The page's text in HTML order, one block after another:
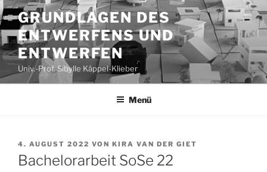
Zum
Inhalt
springen
GRUNDLAGEN DES
ENTWERFENS UND
ENTWERFEN
Univ.-Prof. Sibylle Käppel-Klieber
Menü
VERÖFFENTLICHT
AM
4. AUGUST 2022 VON KIRA VAN DER GIET
Bachelorarbeit SoSe 22